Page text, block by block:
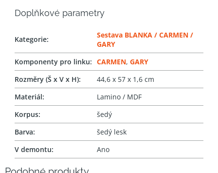
Doplňkové parametry
Kategorie:
Sestava BLANKA / CARMEN /
GARY
Komponenty pro linku: CARMEN, GARY
Rozměry (Š x V x H):
44,6 x 57 x 1,6 cm
Materiál:
Lamino / MDF
Korpus:
šedý
Barva:
šedý lesk
V demontu: Ano